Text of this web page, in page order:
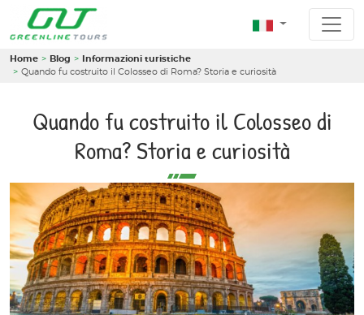
Home Blog
Informazioni turistiche
Quando fu costruito il Colosseo di Roma? Storia e curiosità
Quando fu costruito il Colosseo di
Roma? Storia e curiosità